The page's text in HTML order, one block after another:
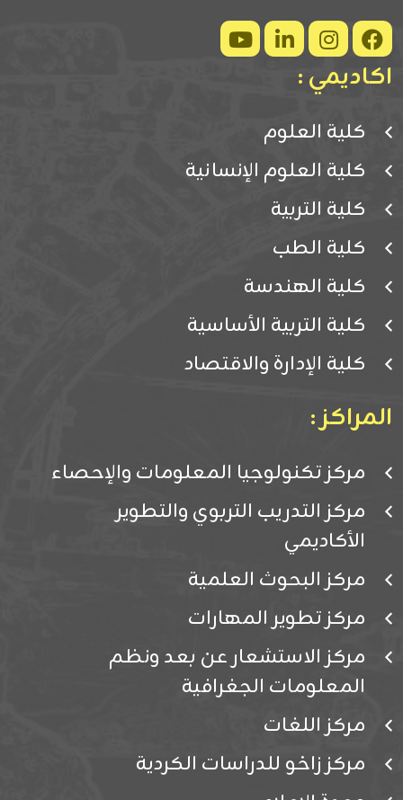
اكاديمي :
كلية العلوم
كلية العلوم الإنسانية
كلية التربية
كلية الطب
كلية الهندسة
كلية التربية الأساسية
كلية الإدارة والاقتصاد
المراكز :
مركز تكنولوجيا المعلومات والإحصاء
مركز التدريب التربوي والتطوير
الأكاديمي
مركز البحوث العلمية
مركز تطوير المهارات
مركز الاستشعار عن بعد ونظم
المعلومات الجغرافية
مركز اللغات
مركز زاخو للدراسات الكردية